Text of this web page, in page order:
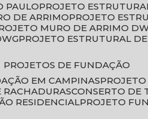
PAULO
PROJETO
DE ARRIMO
PROJETO
MURO DE ARRIMO
PROJETO ESTRUTURAL
PROJETOS DE FUNDAÇÃO
EM CAMPINAS
RACHADURAS CONSERTO DE
RESIDENCIAL PROJETO